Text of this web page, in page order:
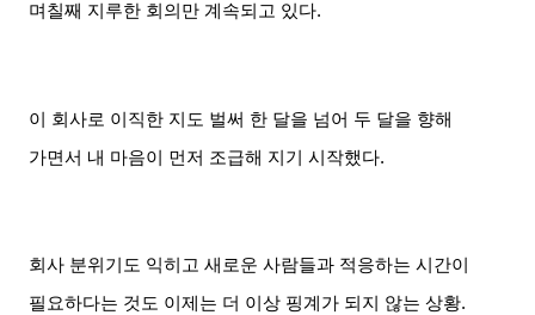
며칠째 지루한 회의만 계속되고 있다.
이 회사로 이직한 지도 벌써 한 달을 넘어 두 달을 향해
가면서 내 마음이 먼저 조급해 지기 시작했다.
회사 분위기도 익히고 새로운 사람들과 적응하는 시간이
필요하다는 것도 이제는 더 이상 핑계가 되지 않는 상황.